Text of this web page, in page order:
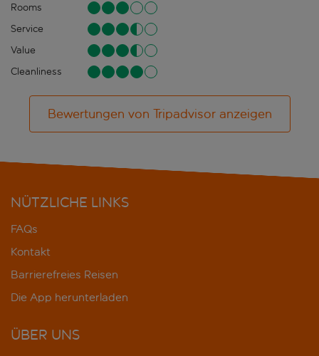
Rooms
Service
Value
Cleanliness
Bewertungen von Tripadvisor anzeigen
NÜTZLICHE LINKS
FAQs
Kontakt
Barrierefreies Reisen
Die App herunterladen
ÜBER UNS